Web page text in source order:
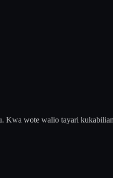
Kwa wote walio tayari